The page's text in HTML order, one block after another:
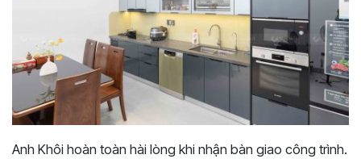
Anh Khôi hoàn toàn hài lòng khi nhận bàn giao công trình.